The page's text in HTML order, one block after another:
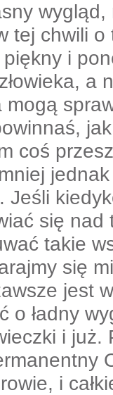
tej chwili o
i
a
coś
Jeśli
się nad
takie
się
jest
o ładny
i już.
i